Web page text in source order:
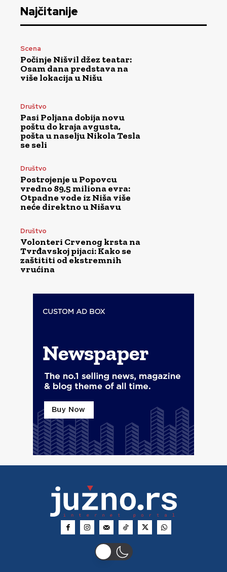
Najčitanije
Scena
Počinje Nišvil džez teatar:
Osam dana predstava na
više lokacija u Nišu
Društvo
Pasi Poljana dobija novu
poštu do kraja avgusta,
pošta u naselju Nikola Tesla
se seli
Društvo
Postrojenje u Popovcu
vredno 89,5 miliona evra:
Otpadne vode iz Niša više
neće direktno u Nišavu
Društvo
Volonteri Crvenog krsta na
Tvrđavskoj pijaci: Kako se
zaštititi od ekstremnih
vrućina